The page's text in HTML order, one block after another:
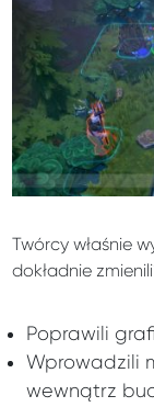
Twórcy właśnie
dokładnie
Poprawili
Wprowadzili
wewnątrz